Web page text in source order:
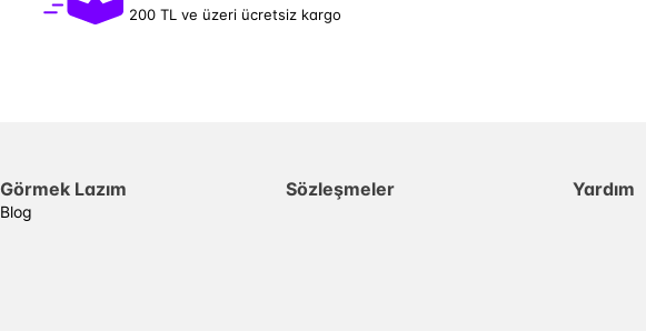
200 TL ve üzeri ücretsiz kargo
Görmek Lazım
Blog
Sözleşmeler Yardım